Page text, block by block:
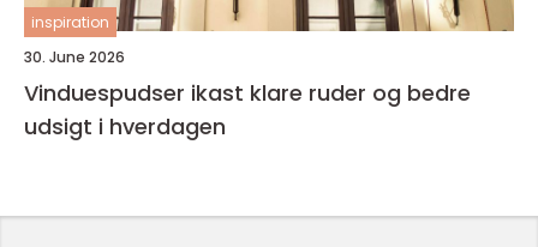
inspiration
30. June 2026
Vinduespudser ikast klare ruder og bedre
udsigt i hverdagen